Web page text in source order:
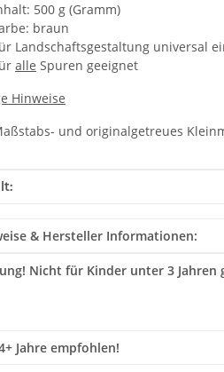
500 g (Gramm)
braun
Landschaftsgestaltung universal
alle Spuren geeignet
Hinweise
und originalgetreues
& Hersteller Informationen:
Nicht für Kinder unter 3 Jahren
Jahre empfohlen!